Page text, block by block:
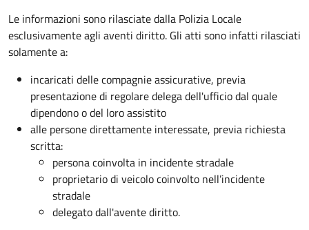
Le informazioni sono rilasciate dalla Polizia Locale
esclusivamente agli aventi diritto. Gli atti sono infatti rilasciati
solamente a:
incaricati delle compagnie assicurative, previa
presentazione di regolare delega dell'ufficio dal quale
dipendono o del loro assistito
alle persone direttamente interessate, previa richiesta
scritta:
persona coinvolta in incidente stradale
proprietario di veicolo coinvolto nell’incidente
stradale
delegato dall'avente diritto.